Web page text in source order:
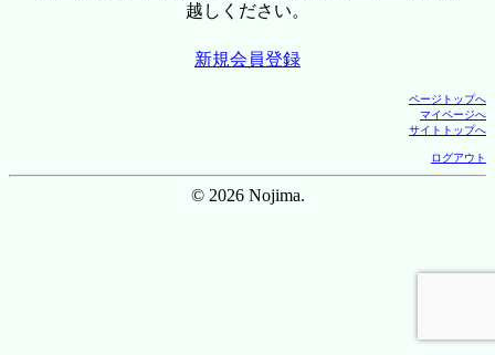
越しください。
新規会員登録
ページトップへ
マイページへ
サイトトップへ
ログアウト
© 2026 Nojima.